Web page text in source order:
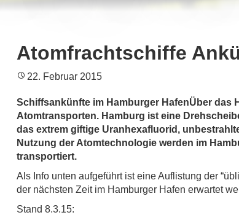
Atomfrachtschiffe
22. Februar 2015
Schiffsankünfte im Hamburger HafenÜber das
Atomtransporten. Hamburg ist eine
das extrem giftige Uranhexafluorid,
Nutzung der Atomtechnologie werden im
transportiert.
Als Info unten aufgeführt ist eine Auflistung der
der nächsten Zeit im Hamburger Hafen erwartet
Stand 8.3.15: